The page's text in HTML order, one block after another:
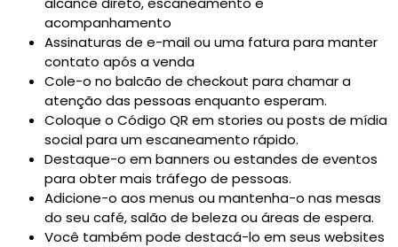
acompanhamento
Assinaturas de e-mail ou uma fatura para manter
contato após a venda
Cole-o no balcão de checkout para chamar a
atenção das pessoas enquanto esperam.
Coloque o Código QR em stories ou posts de mídia
social para um escaneamento rápido.
Destaque-o em banners ou estandes de eventos
para obter mais tráfego de pessoas.
Adicione-o aos menus ou mantenha-o nas mesas
do seu café, salão de beleza ou áreas de espera.
Você também pode destacá-lo em seus websites